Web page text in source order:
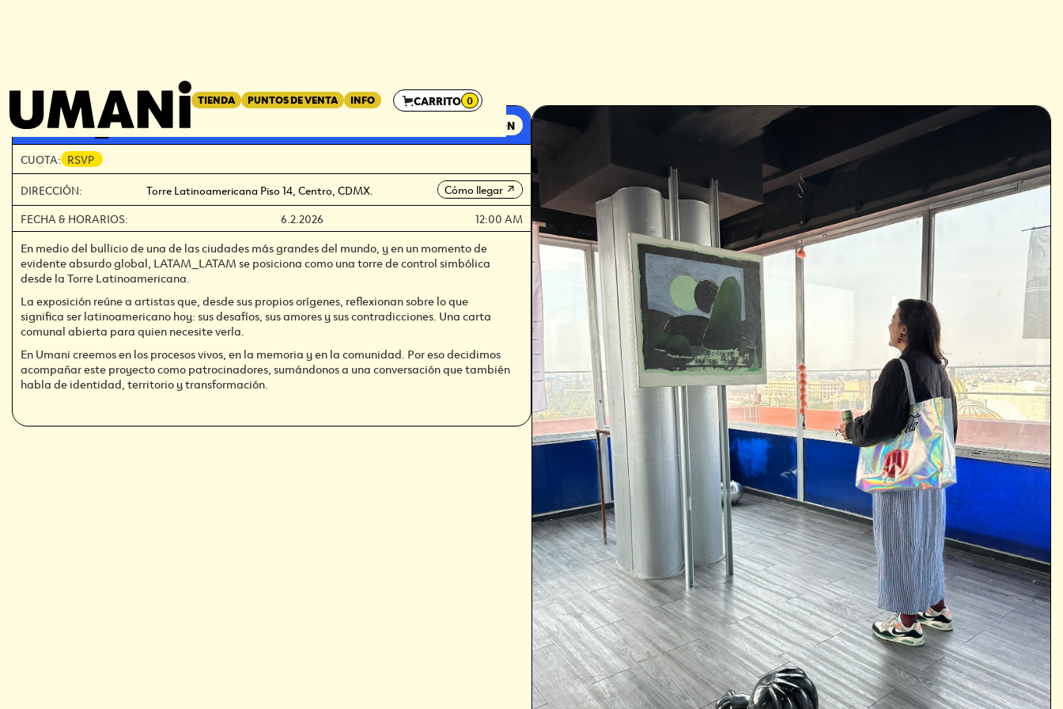
TIENDA PUNTOS DE VENTA INFO CARRITO 0
LATAM_LATAM EXPOSICIÓN
CUOTA: RSVP
DIRECCIÓN:
Torre Latinoamericana Piso 14, Centro, CDMX. Cómo llegar ↗
FECHA & HORARIOS: 6.2.2026 12:00 AM
En medio del bullicio de una de las ciudades más grandes del mundo, y en un momento de
evidente absurdo global, LATAM_LATAM se posiciona como una torre de control simbólica
desde la Torre Latinoamericana.
La exposición reúne a artistas que, desde sus propios orígenes, reflexionan sobre lo que
significa ser latinoamericano hoy: sus desafíos, sus amores y sus contradicciones. Una carta
comunal abierta para quien necesite verla.
En Umani creemos en los procesos vivos, en la memoria y en la comunidad. Por eso decidimos
acompañar este proyecto como patrocinadores, sumándonos a una conversación que también
habla de identidad, territorio y transformación.